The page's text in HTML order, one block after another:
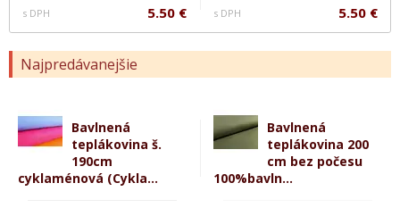
s DPH 5.50 € s DPH 5.50 €
Najpredávanejšie
Bavlnená
teplákovina š.
190cm
cyklaménová (Cykla...
Bavlnená
teplákovina 200
cm bez počesu
100%bavln...